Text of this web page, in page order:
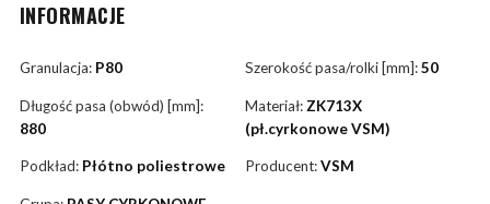
INFORMACJE
Granulacja: P80 Szerokość pasa/rolki [mm]:50
Długość pasa (obwód) [mm]:
880
Materiał: ZK713X
(pł.cyrkonowe VSM)
Podkład: Płótno poliestrowe Producent:VSM